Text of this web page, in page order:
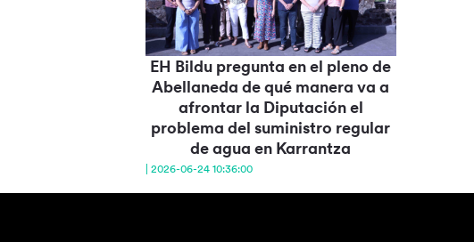
EH Bildu pregunta en el pleno de
Abellaneda de qué manera va a
afrontar la Diputación el
problema del suministro regular
de agua en Karrantza
| 2026-06-24 10:36:00